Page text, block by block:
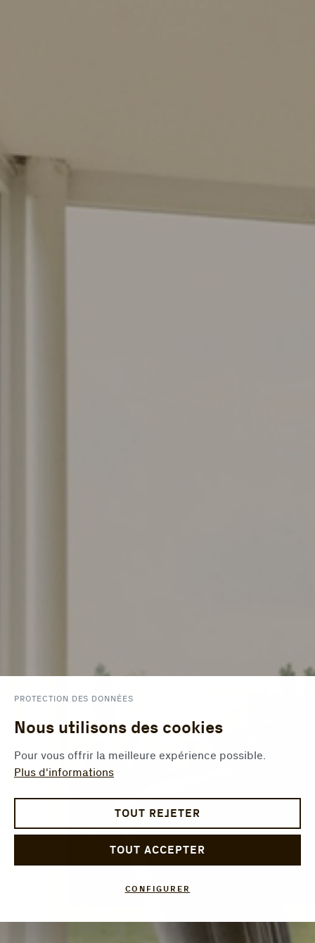
PROTECTION DES DONNÉES
Nous utilisons des cookies
Pour vous offrir la meilleure expérience possible.
Plus d'informations
TOUT REJETER
TOUT ACCEPTER
CONFIGURER